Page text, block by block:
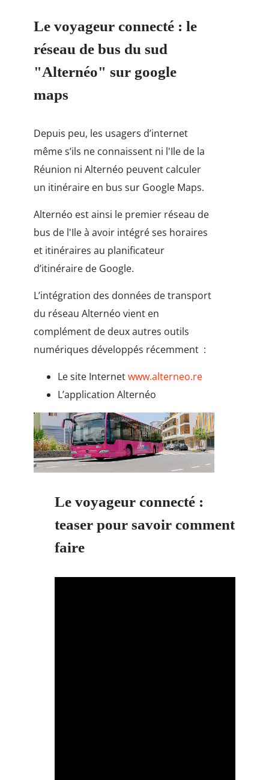
Le voyageur connecté : le
réseau de bus du sud
"Alternéo" sur google
maps
Depuis peu, les usagers d’internet
même s’ils ne connaissent ni l'Ile de la
Réunion ni Alternéo peuvent calculer
un itinéraire en bus sur Google Maps.
Alternéo est ainsi le premier réseau de
bus de l'Ile à avoir intégré ses horaires
et itinéraires au planificateur
d’itinéraire de Google.
L’intégration des données de transport
du réseau Alternéo vient en
complément de deux autres outils
numériques développés récemment :
Le site Internetwww.alterneo.re
L’application Alternéo
Le voyageur connecté :
teaser pour savoir comment
faire